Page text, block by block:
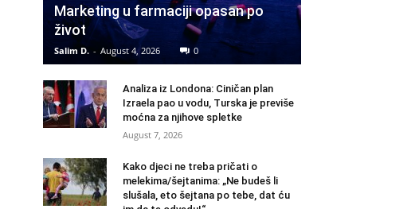
Marketing u farmaciji opasan po
život
Salim D. - August 4, 2026 0
Analiza iz Londona: Ciničan plan
Izraela pao u vodu, Turska je previše
moćna za njihove spletke
August 7, 2026
Kako djeci ne treba pričati o
melekima/šejtanima: „Ne budeš li
slušala, eto šejtana po tebe, dat ću